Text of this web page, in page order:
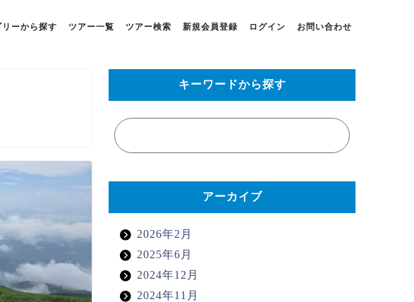
リーから探す ツアー一覧 ツアー検索 新規会員登録 ログイン お問い合わせ
キーワードから探す
アーカイブ
2026年2月
2025年6月
2024年12月
2024年11月